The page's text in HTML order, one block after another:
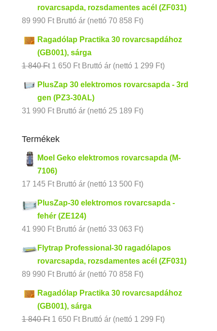
rovarcsapda, rozsdamentes acél (ZF031)
89 990 Ft Bruttó ár (nettó 70 858 Ft)
Ragadólap Practika 30 rovarcsapdához
(GB001), sárga
1 840Ft Original
was:
1
1 650 FtCurrent
650 Ft.
Bruttó ár (nettó 1 299 Ft)
PlusZap 30 elektromos rovarcsapda - 3rd
gen (PZ3-30AL)
31 990 Ft Bruttó ár (nettó 25 189 Ft)
Termékek
Moel Geko elektromos rovarcsapda (M-
7106)
17 145 Ft Bruttó ár (nettó 13 500 Ft)
PlusZap-30 elektromos rovarcsapda -
fehér (ZE124)
41 990 Ft Bruttó ár (nettó 33 063 Ft)
Flytrap Professional-30 ragadólapos
rovarcsapda, rozsdamentes acél (ZF031)
89 990 Ft Bruttó ár (nettó 70 858 Ft)
Ragadólap Practika 30 rovarcsapdához
(GB001), sárga
1 840Ft Original
1 650 FtCurrent
Bruttó ár (nettó 1 299 Ft)